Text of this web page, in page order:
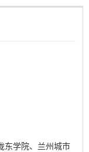
东学院、兰州城市